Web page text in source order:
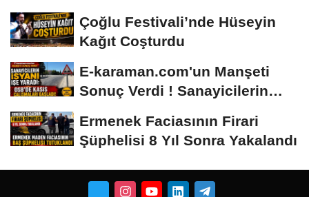
Çoğlu Festivali’nde Hüseyin
Kağıt Coşturdu
E-karaman.com'un Manşeti
Sonuç Verdi ! Sanayicilerin
Ermenek Faciasının Firari
Şüphelisi 8 Yıl Sonra Yakalandı